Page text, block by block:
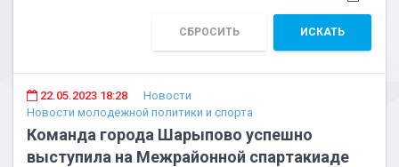
СБРОСИТЬ ИСКАТЬ
22.05.2023 18:28
Новости
Новости молодежной политики и спорта
Команда города Шарыпово успешно
выступила на Межрайонной спартакиаде